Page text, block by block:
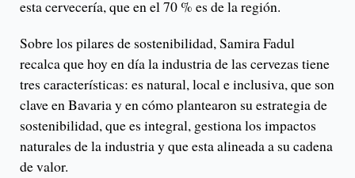
esta cervecería, que en el 70 % es de la región.
Sobre los pilares de sostenibilidad, Samira Fadul
recalca que hoy en día la industria de las cervezas tiene
tres características: es natural, local e inclusiva, que son
clave en Bavaria y en cómo plantearon su estrategia de
sostenibilidad, que es integral, gestiona los impactos
naturales de la industria y que esta alineada a su cadena
de valor.